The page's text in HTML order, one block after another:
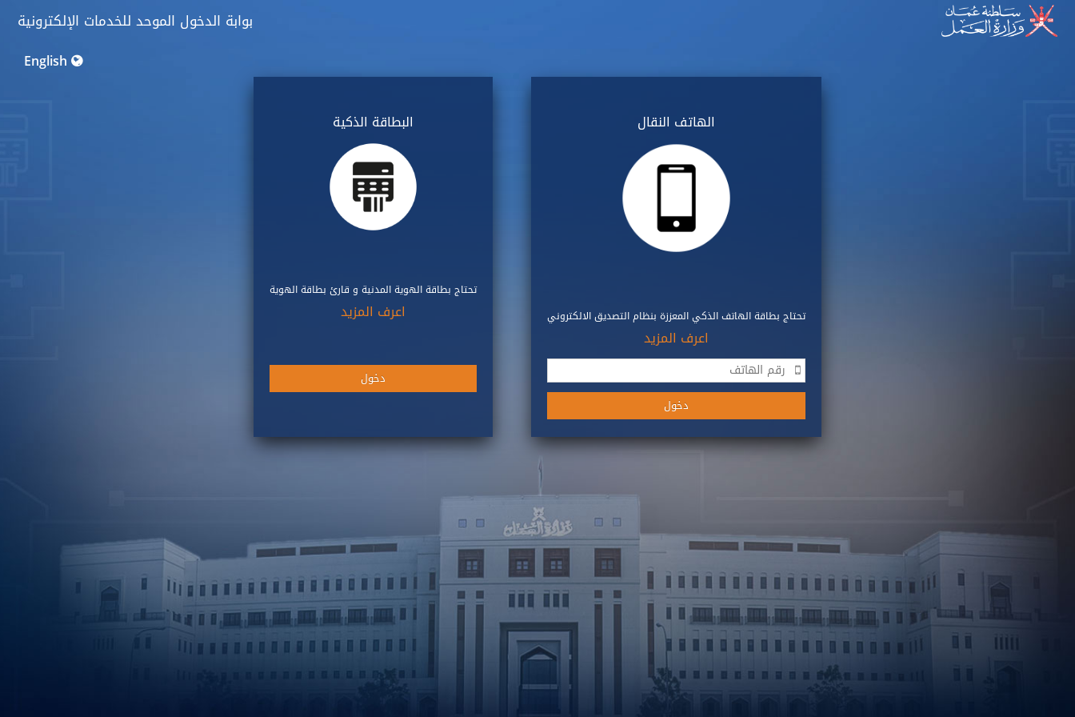
بوابة الدخول الموحد للخدمات الإلكترونية
English
الهاتف النقال
تحتاج بطاقة الهاتف الذكي المعززة بنظام التصديق الالكتروني
اعرف المزيد
البطاقة الذكية
تحتاج بطاقة الهوية المدنية و قارئ بطاقة الهوية
اعرف المزيد